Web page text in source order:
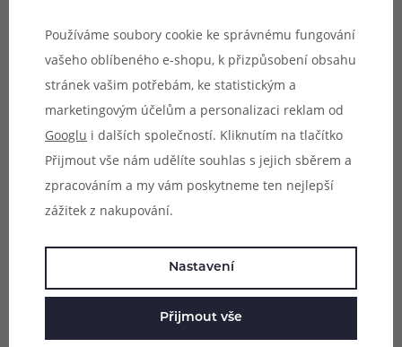
aktuálních norem vydávaných Evropskou unií. Základem
jejich e-liquidů je mono-propylenglykol a potravinářský
glycerin, tyto dvě základní složky jsou potom doplněny o
samotné aroma a v případě nikotinových náplní také o
nikotin.
Náplně Colinss jsou k dostání v pěti koncentracích
nikotinu (0mg, 3mg, 6mg, 12mg a 18mg). Všechny
kapátka a značením na krabičce. E-liquidy s koncentrací
značení, u koncentrace 6mg potom najdete zelené
Používáme soubory cookie ke správnému fungování
vašeho oblíbeného e-shopu, k přizpůsobení obsahu
stránek vašim potřebám, ke statistickým a
marketingovým účelům a personalizaci reklam od
Googlu i dalších společností. Kliknutím na tlačítko
Přijmout vše nám udělíte souhlas s jejich sběrem a
zpracováním a my vám poskytneme ten nejlepší
zážitek z nakupování.
Nastavení
Přijmout vše